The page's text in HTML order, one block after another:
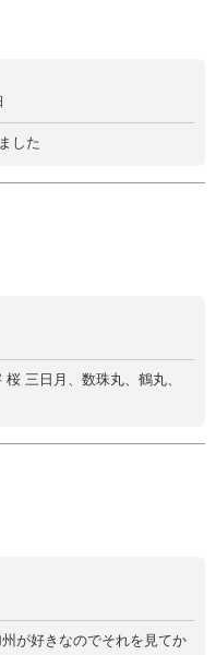
した
三日月、数珠丸、鶴丸、
が好きなのでそれを見てか